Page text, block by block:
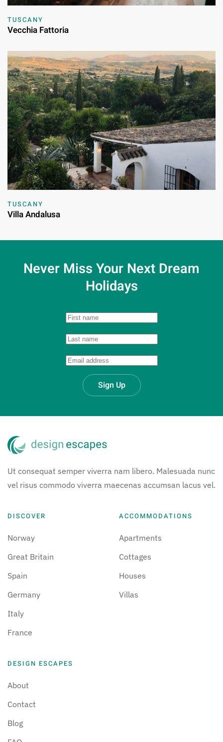
TUSCANY
Vecchia Fattoria
TUSCANY
Villa Andalusa
Never Miss Your Next Dream
Holidays
Sign Up
Ut consequat semper viverra nam libero. Malesuada nunc
vel risus commodo viverra maecenas accumsan lacus vel.
DISCOVER
Norway
Great Britain
Spain
Germany
Italy
France
ACCOMMODATIONS
Apartments
Cottages
Houses
Villas
DESIGN ESCAPES
About
Contact
Blog